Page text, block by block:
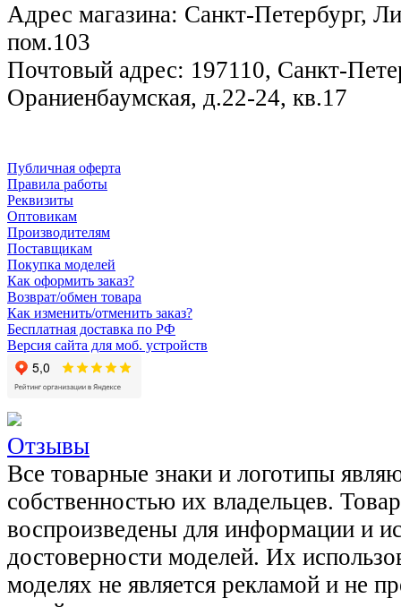
Адрес магазина: Санкт-Петербург,
пом.103
Почтовый адрес: 197110, Санкт-
Ораниенбаумская, д.22-24, кв.17
Публичная оферта
Правила работы
Реквизиты
Оптовикам
Производителям
Поставщикам
Покупка моделей
Как оформить заказ?
Возврат/обмен товара
Как изменить/отменить заказ?
Бесплатная доставка по РФ
Версия сайта для моб. устройств
Отзывы
Все товарные знаки и логотипы
собственностью их владельцев.
воспроизведены для информации и
достоверности моделей. Их
моделях не является рекламой и не